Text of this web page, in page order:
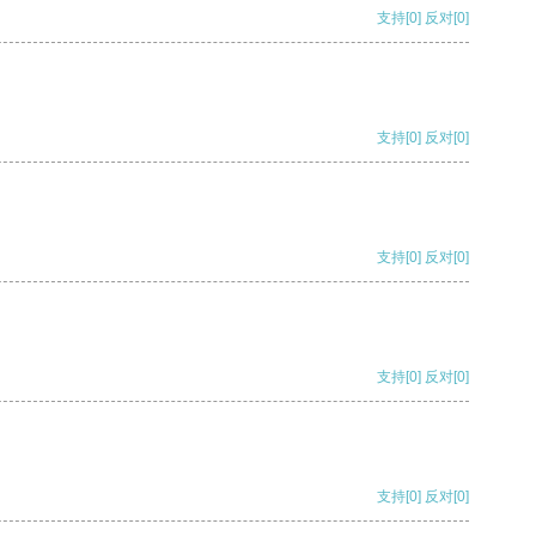
支持[0] 反对[0]
支持[0] 反对[0]
支持[0] 反对[0]
支持[0] 反对[0]
支持[0] 反对[0]